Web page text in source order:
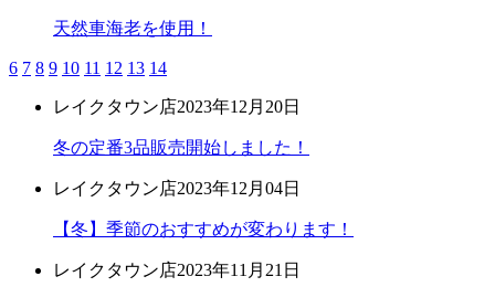
天然車海老を使用！
6 7 8 9 10 11 12 13 14
レイクタウン店2023年12月20日
冬の定番3品販売開始しました！
レイクタウン店2023年12月04日
【冬】季節のおすすめが変わります！
レイクタウン店2023年11月21日